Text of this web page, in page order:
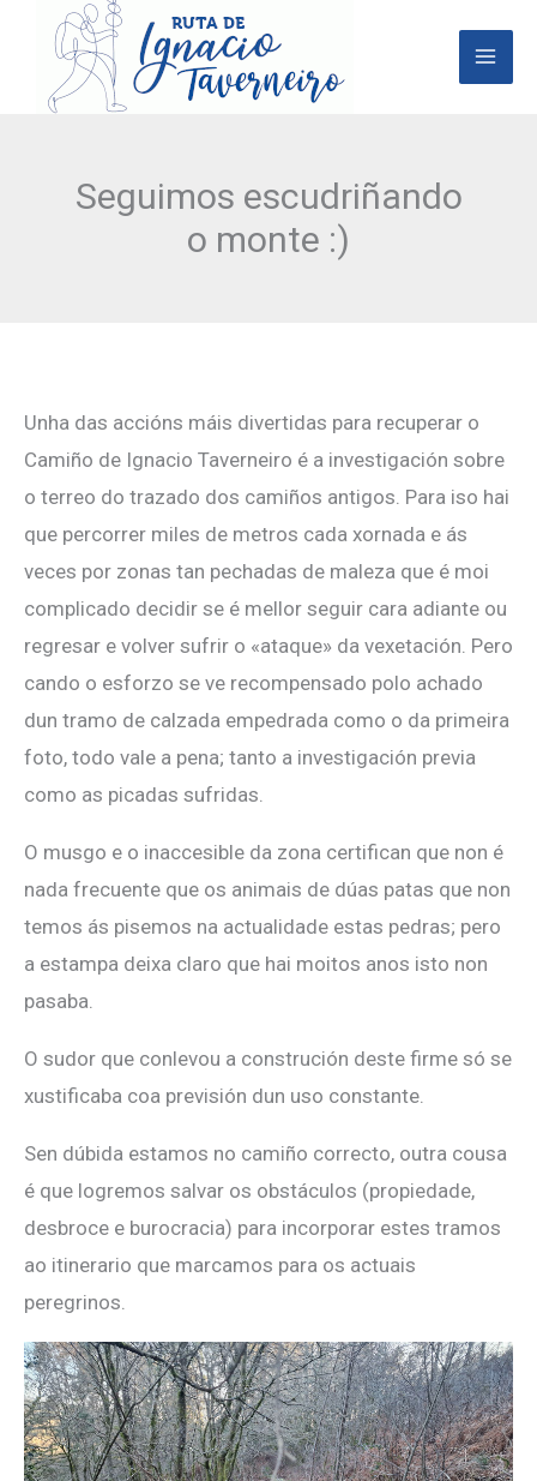
contenido
Seguimos escudriñando
o monte :)
Unha das accións máis divertidas para recuperar o
Camiño de Ignacio Taverneiro é a investigación sobre
o terreo do trazado dos camiños antigos. Para iso hai
que percorrer miles de metros cada xornada e ás
veces por zonas tan pechadas de maleza que é moi
complicado decidir se é mellor seguir cara adiante ou
regresar e volver sufrir o «ataque» da vexetación. Pero
cando o esforzo se ve recompensado polo achado
dun tramo de calzada empedrada como o da primeira
foto, todo vale a pena; tanto a investigación previa
como as picadas sufridas.
O musgo e o inaccesible da zona certifican que non é
nada frecuente que os animais de dúas patas que non
temos ás pisemos na actualidade estas pedras; pero
a estampa deixa claro que hai moitos anos isto non
pasaba.
O sudor que conlevou a construción deste firme só se
xustificaba coa previsión dun uso constante.
Sen dúbida estamos no camiño correcto, outra cousa
é que logremos salvar os obstáculos (propiedade,
desbroce e burocracia) para incorporar estes tramos
ao itinerario que marcamos para os actuais
peregrinos.